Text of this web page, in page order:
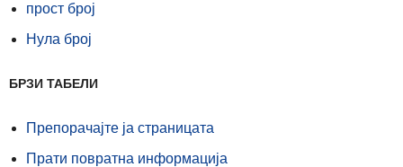
прост број
Нула број
БРЗИ ТАБЕЛИ
Препорачајте ја страницата
Прати повратна информација